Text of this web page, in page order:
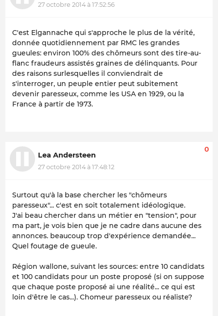
27 octobre 2014 à 17:52:56
C'est Elgannache qui s'approche le plus de la vérité,
donnée quotidiennement par RMC les grandes
gueules: environ 100% des chômeurs sont des tire-au-
flanc fraudeurs assistés graines de délinquants. Pour
des raisons surlesquelles il conviendrait de
s'interroger, un peuple entier peut subitement
devenir paresseux, comme les USA en 1929, ou la
France à partir de 1973.
Lea Andersteen
27 octobre 2014 à 17:48:12
0
Surtout qu'à la base chercher les "chômeurs
paresseux"... c'est en soit totalement idéologique.
J'ai beau chercher dans un métier en "tension", pour
ma part, je vois bien que je ne cadre dans aucune des
annonces. beaucoup trop d'expérience demandée...
Quel foutage de gueule.
Région wallone, suivant les sources: entre 10 candidats
et 100 candidats pour un poste proposé (si on suppose
que chaque poste proposé ai une réalité... ce qui est
loin d'être le cas...). Chomeur paresseux ou réaliste?